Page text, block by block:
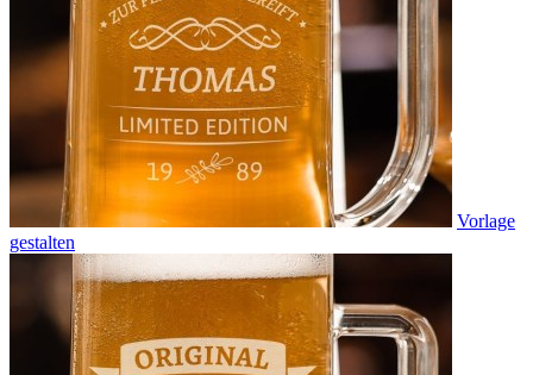
Vorlage
gestalten